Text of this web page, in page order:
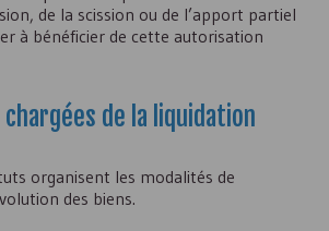
de la scission ou de l’apport partiel
à bénéficier de cette autorisation
chargées de la liquidation
organisent les modalités de
des biens.